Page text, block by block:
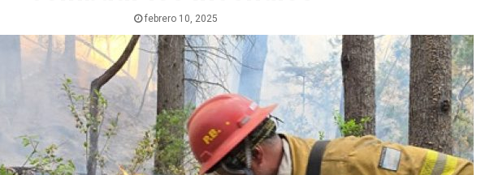
febrero 10, 2025